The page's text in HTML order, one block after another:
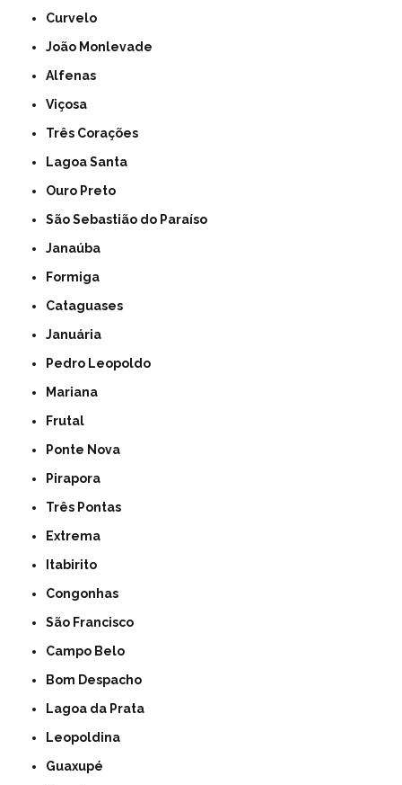
Curvelo
João Monlevade
Alfenas
Viçosa
Três Corações
Lagoa Santa
Ouro Preto
São Sebastião do Paraíso
Janaúba
Formiga
Cataguases
Januária
Pedro Leopoldo
Mariana
Frutal
Ponte Nova
Pirapora
Três Pontas
Extrema
Itabirito
Congonhas
São Francisco
Campo Belo
Bom Despacho
Lagoa da Prata
Leopoldina
Guaxupé